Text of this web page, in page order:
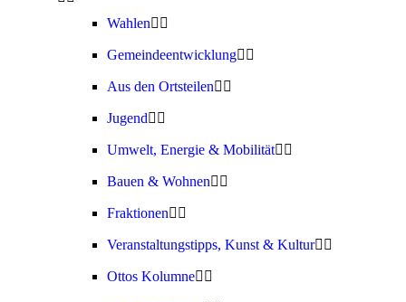
Wahlen
Gemeindeentwicklung
Aus den Ortsteilen
Jugend
Umwelt, Energie & Mobilität
Bauen & Wohnen
Fraktionen
Veranstaltungstipps, Kunst & Kultur
Ottos Kolumne